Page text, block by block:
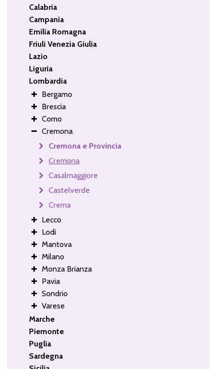
Calabria
Campania
Emilia Romagna
Friuli Venezia Giulia
Lazio
Liguria
Lombardia
Bergamo
Brescia
Como
Cremona
Cremona e Provincia
Cremona
Casalmaggiore
Castelverde
Crema
Lecco
Lodi
Mantova
Milano
Monza Brianza
Pavia
Sondrio
Varese
Marche
Piemonte
Puglia
Sardegna